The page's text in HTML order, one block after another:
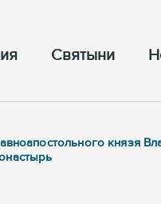
Cвятыни
князя